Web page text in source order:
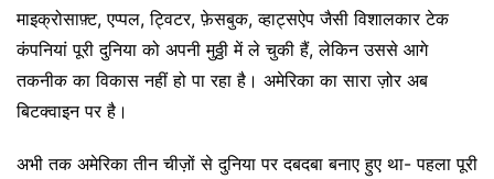
माइक्रोसाफ़्ट, एप्पल, ट्विटर, फ़ेसबुक, व्हाट्सऐप जैसी विशालकार टेक
कंपनियां पूरी दुनिया को अपनी मुठ्ठी में ले चुकी हैं, लेकिन उससे आगे
तकनीक का विकास नहीं हो पा रहा है। अमेरिका का सारा ज़ोर अब
बिटक्वाइन पर है।
अभी तक अमेरिका तीन चीज़ों से दुनिया पर दबदबा बनाए हुए था- पहला पूरी